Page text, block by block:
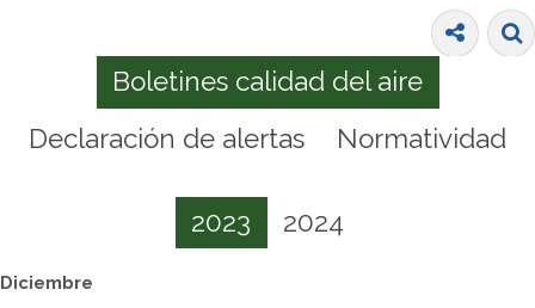
Boletines calidad del aire
Declaración de alertas
Normatividad
2023 2024
Diciembre